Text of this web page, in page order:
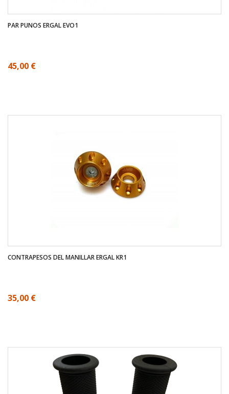
PAR PUNOS ERGAL EVO1
45,00 €
CONTRAPESOS DEL MANILLAR ERGAL KR1
35,00 €